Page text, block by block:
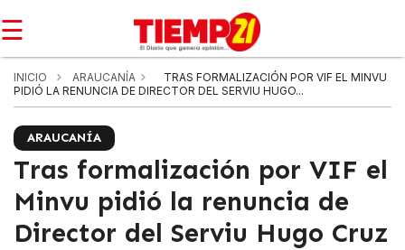
☰
INICIO ARAUCANÍA
TRAS FORMALIZACIÓN POR VIF EL MINVU
PIDIÓ LA RENUNCIA DE DIRECTOR DEL SERVIU HUGO...
ARAUCANÍA
Tras formalización por VIF el
Minvu pidió la renuncia de
Director del Serviu Hugo Cruz